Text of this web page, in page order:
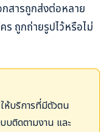
กสารถูกส่งต่อหลาย
ร ถูกถ่ายรูปไว้หรือไม่
ห้บริการที่มีตัวตน
บติดตามงาน และ